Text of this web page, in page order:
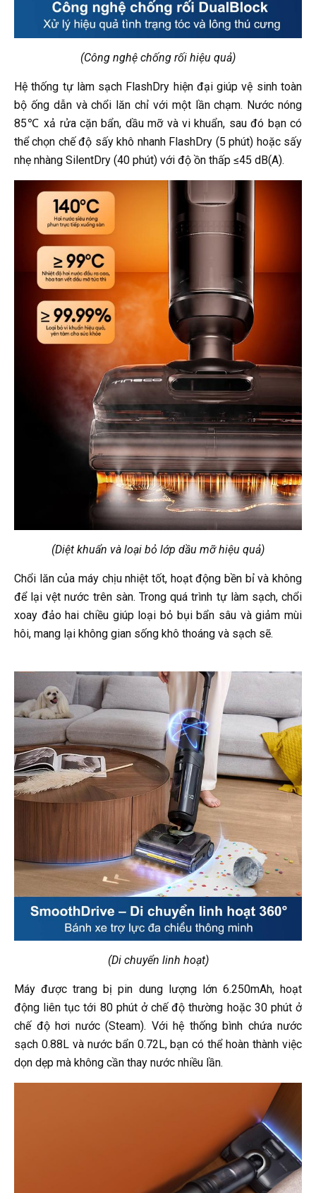
(Công nghệ chống rối hiệu quả)
Hệ thống tự làm sạch FlashDry hiện đại giúp vệ sinh toàn
bộ ống dẫn và chổi lăn chỉ với một lần chạm. Nước nóng
85℃ xả rửa cặn bẩn, dầu mỡ và vi khuẩn, sau đó bạn có
thể chọn chế độ sấy khô nhanh FlashDry (5 phút) hoặc sấy
nhẹ nhàng SilentDry (40 phút) với độ ồn thấp ≤45 dB(A).
(Diệt khuẩn và loại bỏ lớp dầu mỡ hiệu quả)
Chổi lăn của máy chịu nhiệt tốt, hoạt động bền bỉ và không
để lại vệt nước trên sàn. Trong quá trình tự làm sạch, chổi
xoay đảo hai chiều giúp loại bỏ bụi bẩn sâu và giảm mùi
hôi, mang lại không gian sống khô thoáng và sạch sẽ.
(Di chuyển linh hoạt)
Máy được trang bị pin dung lượng lớn 6.250mAh, hoạt
động liên tục tới 80 phút ở chế độ thường hoặc 30 phút ở
chế độ hơi nước (Steam). Với hệ thống bình chứa nước
sạch 0.88L và nước bẩn 0.72L, bạn có thể hoàn thành việc
dọn dẹp mà không cần thay nước nhiều lần.